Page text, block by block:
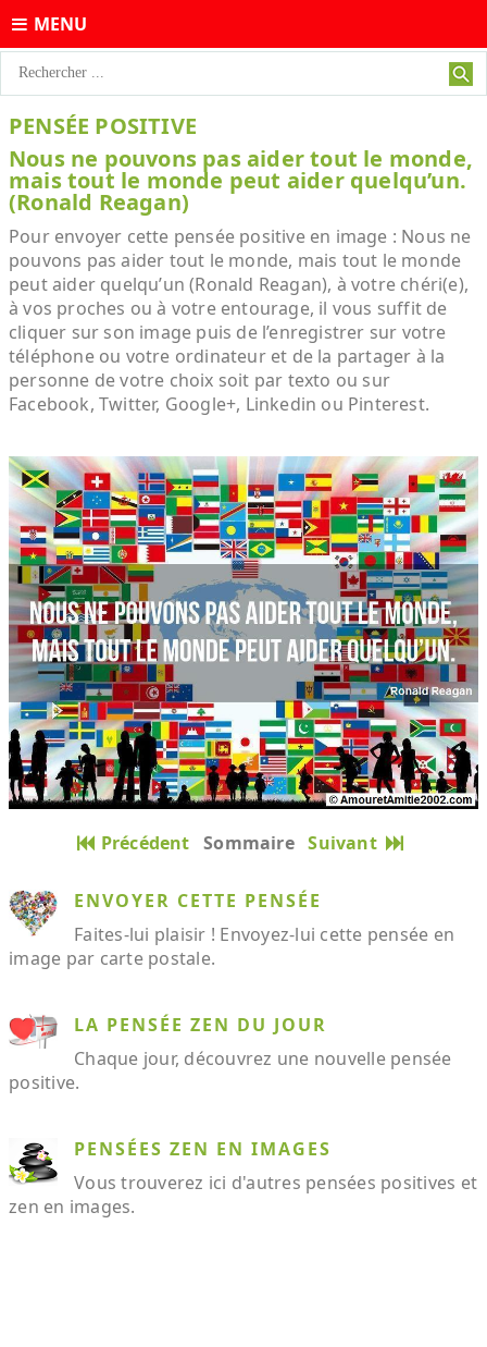
MENU
PENSÉE POSITIVE
Nous ne pouvons pas aider tout le monde,
mais tout le monde peut aider quelqu’un.
(Ronald Reagan)
Pour envoyer cette pensée positive en image : Nous ne
pouvons pas aider tout le monde, mais tout le monde
peut aider quelqu’un (Ronald Reagan), à votre chéri(e),
à vos proches ou à votre entourage, il vous suffit de
cliquer sur son image puis de l’enregistrer sur votre
téléphone ou votre ordinateur et de la partager à la
personne de votre choix soit par texto ou sur
Facebook, Twitter, Google+, Linkedin ou Pinterest.
Précédent Sommaire Suivant
ENVOYER CETTE PENSÉE
Faites-lui plaisir ! Envoyez-lui cette pensée en
image par carte postale.
LA PENSÉE ZEN DU JOUR
Chaque jour, découvrez une nouvelle pensée
positive.
PENSÉES ZEN EN IMAGES
Vous trouverez ici d'autres pensées positives et
zen en images.